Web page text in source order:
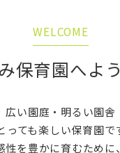
WELCOME
保育園へよ
広い園庭・明るい園舎
っても楽しい保育園で
性を豊かに育むために、